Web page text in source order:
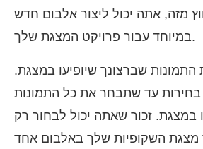
מזה, אתה יכול ליצור אלבום חדש
במיוחד עבור פרויקט המצגת שלך.
שברצונך שיופיעו במצגת.
עד שתבחר את כל התמונות
במצגת. זכור שאתה יכול לבחור רק